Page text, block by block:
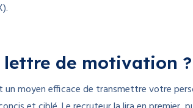
de motivation ?
moyen efficace de transmettre votre